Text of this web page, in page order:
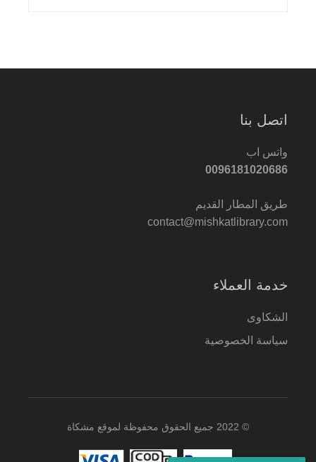
اتصل بنا
واتس اب
0096181020686
طريق المطار القديم
contact@mishkatlibrary.com
خدمة العملاء
الشكاوى
سياسة الخصوصية
© 2022 جميع الحقوق محفوظة لموقع مشكاة